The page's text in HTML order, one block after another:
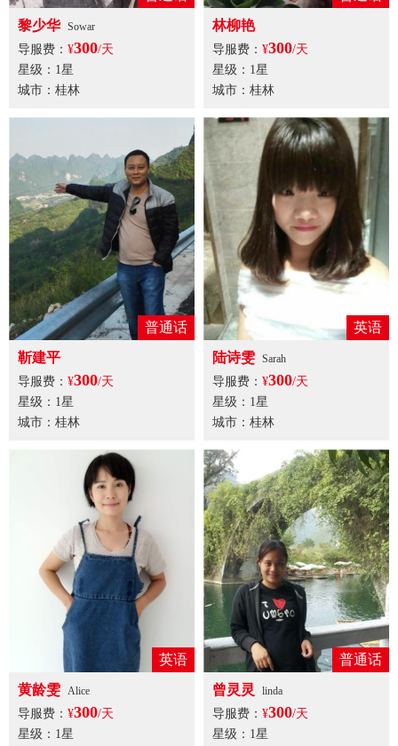
黎少华 Sowar
导服费： ¥300/天
星级：1星
城市：桂林
林柳艳
导服费： ¥300/天
星级：1星
城市：桂林
普通话
靳建平
导服费： ¥300/天
星级：1星
城市：桂林
英语
陆诗雯 Sarah
导服费： ¥300/天
星级：1星
城市：桂林
英语
黄龄雯
Alice
导服费： ¥300/天
星级：1星
普通话
曾灵灵
linda
导服费： ¥300/天
星级：1星